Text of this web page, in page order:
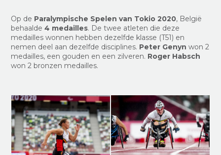
Op de Paralympische Spelen van Tokio 2020, België
behaalde4 medailles. De twee atleten die deze
medailles wonnen hebben dezelfde klasse (T51) en
nemen deel aan dezelfde disciplines. Peter Genyn won 2
medailles, een gouden en een zilveren. Roger Habsch
won 2 bronzen medailles.